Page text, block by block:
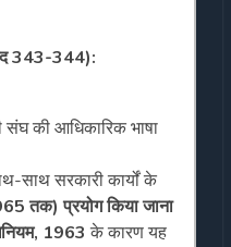
343-344):
संघ की आधिकारिक भाषा
साथ सरकारी कार्यों के
तक) प्रयोग किया जाना
1963के कारण यह